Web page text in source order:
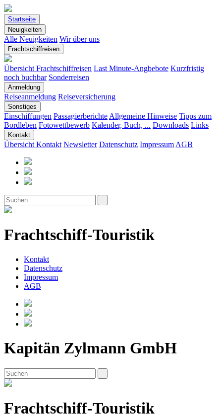
Startseite
Neuigkeiten
Alle Neuigkeiten Wir über uns
Frachtschiffreisen
Übersicht Frachtschiffreisen Last Minute-Angbebote Kurzfristig
noch buchbar Sonderreisen
Anmeldung
Reiseanmeldung Reiseversicherung
Sonstiges
Einschiffungen Passagierberichte Allgemeine Hinweise Tipps zum
Bordleben Fotowettbewerb Kalender, Buch, ... Downloads Links
Kontakt
Übersicht Kontakt Newsletter Datenschutz Impressum AGB
Frachtschiff-Touristik
Kontakt
Datenschutz
Impressum
AGB
Kapitän Zylmann GmbH
Frachtschiff-Touristik